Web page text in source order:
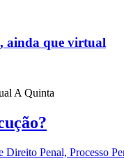
ainda que virtual
A Quinta
Penal, Processo